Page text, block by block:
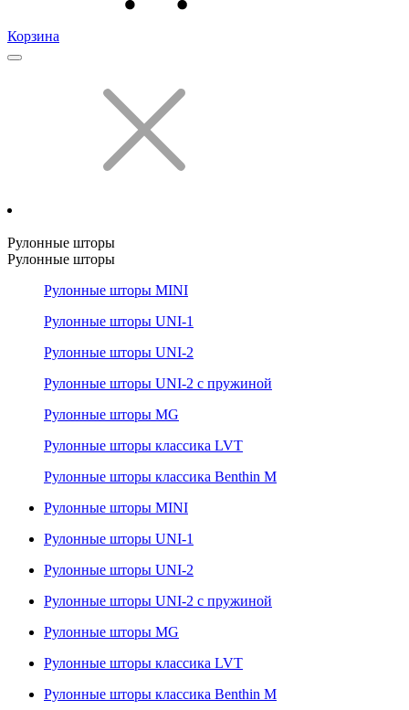
Корзина
Рулонные шторы
Рулонные шторы
Рулонные шторы MINI
Рулонные шторы UNI-1
Рулонные шторы UNI-2
Рулонные шторы UNI-2 с пружиной
Рулонные шторы MG
Рулонные шторы классика LVT
Рулонные шторы классика Benthin M
Рулонные шторы MINI
Рулонные шторы UNI-1
Рулонные шторы UNI-2
Рулонные шторы UNI-2 с пружиной
Рулонные шторы MG
Рулонные шторы классика LVT
Рулонные шторы классика Benthin M